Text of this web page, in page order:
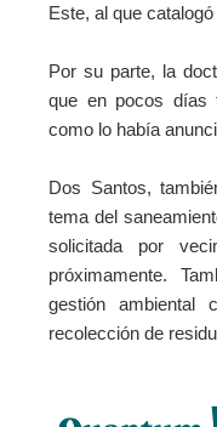
Este, al que
Por su parte, la
que en pocos días
como lo había
Dos Santos,
tema del
solicitada por
próximamente.
gestión
recolección de